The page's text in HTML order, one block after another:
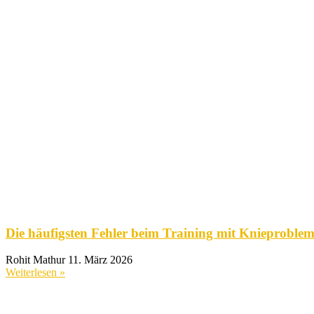
Die häufigsten Fehler beim Training mit
Rohit Mathur 11. März 2026
Weiterlesen »